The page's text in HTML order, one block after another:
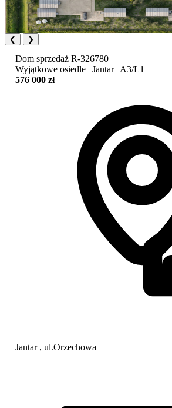
❮ ❯
Dom sprzedaż R-326780
Wyjątkowe osiedle | Jantar | A3/L1
576 000 zł
Jantar , ul.Orzechowa